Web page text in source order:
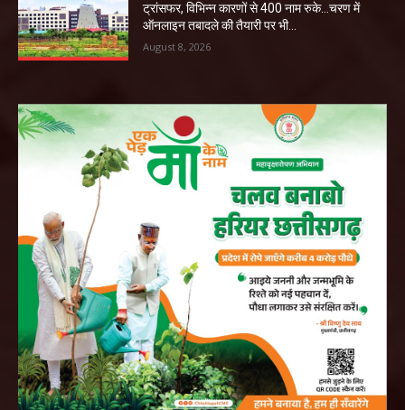
ट्रांसफर, विभिन्न कारणों से 400 नाम रुके…चरण में
ऑनलाइन तबादले की तैयारी पर भी...
August 8, 2026